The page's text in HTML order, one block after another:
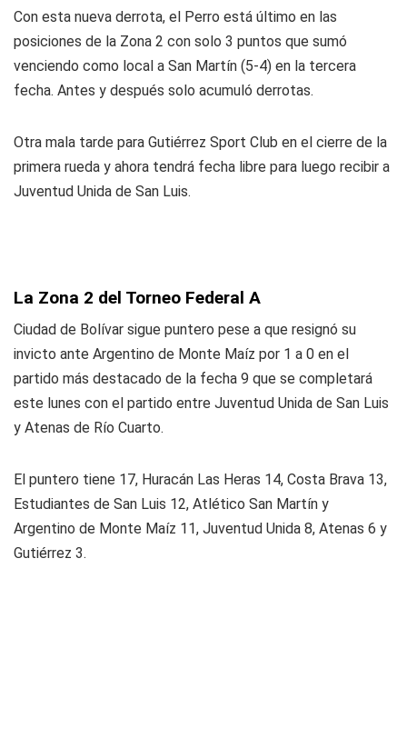
Con esta nueva derrota, el Perro está último en las
posiciones de la Zona 2 con solo 3 puntos que sumó
venciendo como local a San Martín (5-4) en la tercera
fecha. Antes y después solo acumuló derrotas.
Otra mala tarde para Gutiérrez Sport Club en el cierre de la
primera rueda y ahora tendrá fecha libre para luego recibir a
Juventud Unida de San Luis.
La Zona 2 del Torneo Federal A
Ciudad de Bolívar sigue puntero pese a que resignó su
invicto ante Argentino de Monte Maíz por 1 a 0 en el
partido más destacado de la fecha 9 que se completará
este lunes con el partido entre Juventud Unida de San Luis
y Atenas de Río Cuarto.
El puntero tiene 17, Huracán Las Heras 14, Costa Brava 13,
Estudiantes de San Luis 12, Atlético San Martín y
Argentino de Monte Maíz 11, Juventud Unida 8, Atenas 6 y
Gutiérrez 3.